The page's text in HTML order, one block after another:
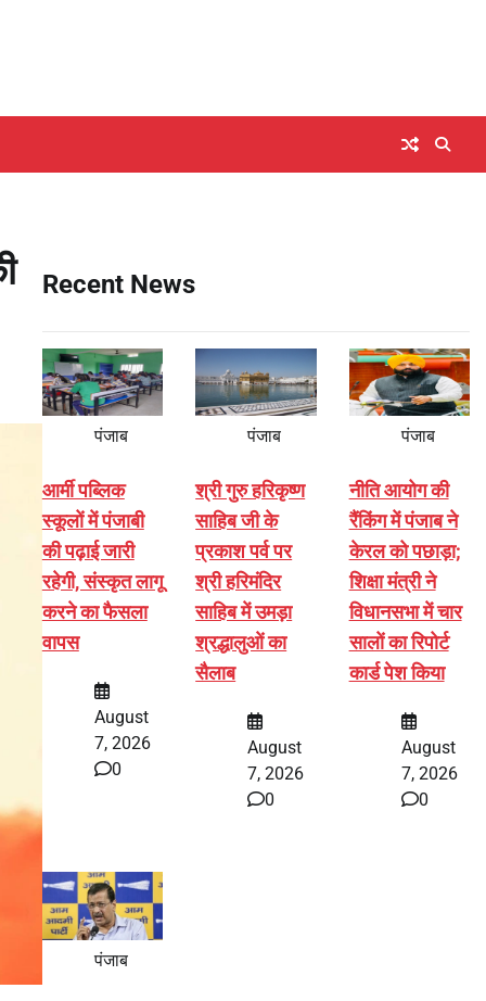
Recent News
पंजाब
आर्मी पब्लिक
स्कूलों में पंजाबी
की पढ़ाई जारी
रहेगी, संस्कृत लागू
करने का फैसला
वापस
August
7, 2026
0
पंजाब
श्री गुरु हरिकृष्ण
साहिब जी के
प्रकाश पर्व पर
श्री हरिमंदिर
साहिब में उमड़ा
श्रद्धालुओं का
सैलाब
August
7, 2026
0
पंजाब
नीति आयोग की
रैंकिंग में पंजाब ने
केरल को पछाड़ा;
शिक्षा मंत्री ने
विधानसभा में चार
सालों का रिपोर्ट
कार्ड पेश किया
August
7, 2026
0
पंजाब